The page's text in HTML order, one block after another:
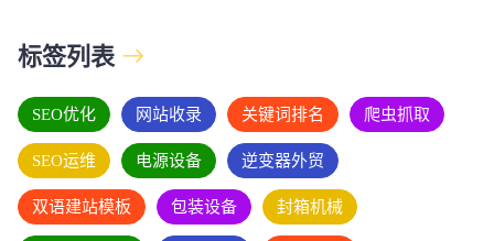
标签列表
SEO优化 网站收录 关键词排名 爬虫抓取
SEO运维 电源设备 逆变器外贸
双语建站模板 包装设备 封箱机械